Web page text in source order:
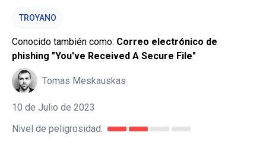
TROYANO
Conocido también como: Correo electrónico de
phishing "You've Received A Secure File"
Tomas Meskauskas
10 de Julio de 2023
Nivel de peligrosidad: